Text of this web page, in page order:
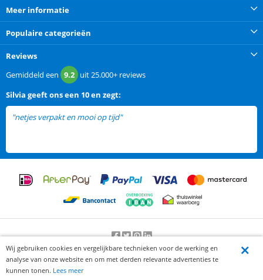
Meer informatie
Populaire categorieën
Reviews
Gemiddeld een 9.2 uit25.000+ reviews
Silvia geeft ons een 10 en zegt:
"netjes verpakt en mooi op tijd"
Beoordeling door klanten:9.2/10-25000beoordelingen
Wij gebruiken cookies en vergelijkbare technieken voor de werking en
analyse van onze website en om met derden relevante advertenties te
kunnen tonen. Lees meer